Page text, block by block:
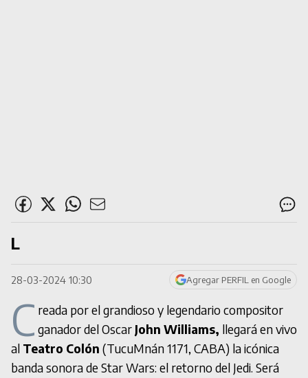
L
28-03-2024 10:30 Agregar PERFIL en Google
C reada por el grandioso y legendario compositor
ganador del Oscar John Williams, llegará en vivo
al Teatro Colón (TucuMnán 1171, CABA) la icónica
banda sonora de Star Wars: el retorno del Jedi. Será